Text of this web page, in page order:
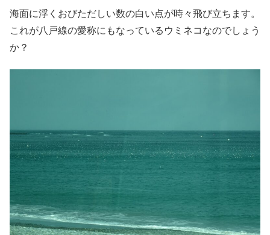
海面に浮くおびただしい数の白い点が時々飛び立ちます。
これが八戸線の愛称にもなっているウミネコなのでしょう
か？